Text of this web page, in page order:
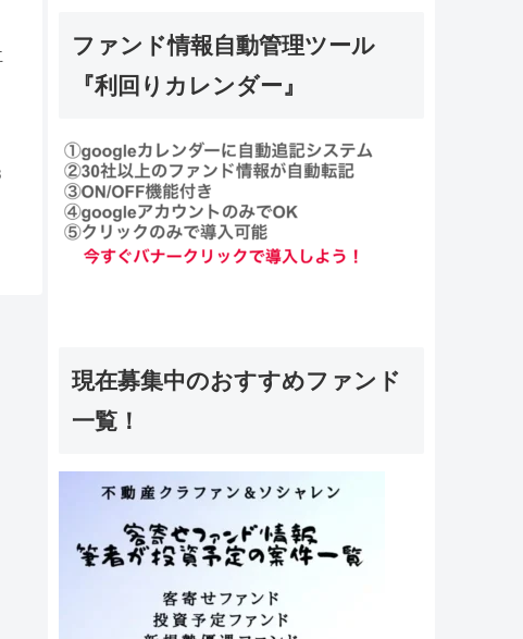
ファンド情報自動管理ツール
『利回りカレンダー』
現在募集中のおすすめファンド
一覧！